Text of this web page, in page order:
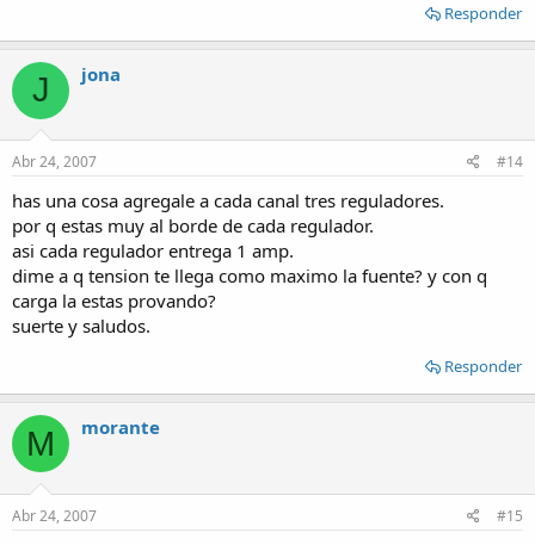
Responder
J jona
Abr 24, 2007 #14
has una cosa agregale a cada canal tres reguladores.
por q estas muy al borde de cada regulador.
asi cada regulador entrega 1 amp.
dime a q tension te llega como maximo la fuente? y con q
carga la estas provando?
suerte y saludos.
Responder
M morante
Abr 24, 2007 #15